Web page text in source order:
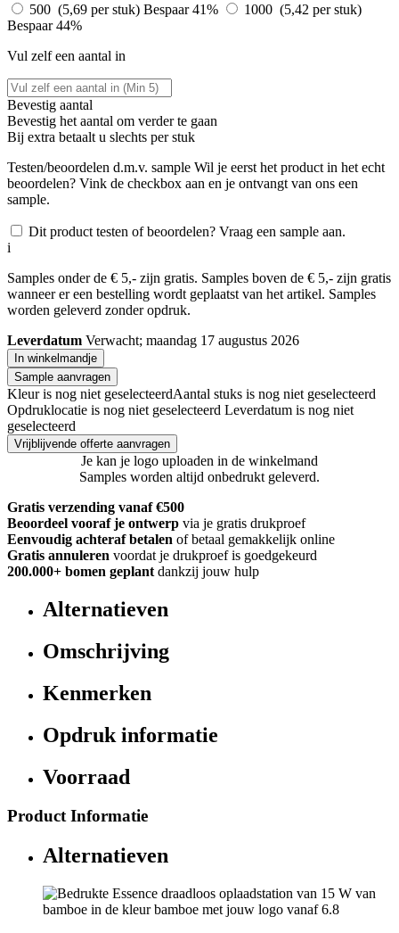
500 (5,69 per stuk) Bespaar 41%
1000 (5,42 per stuk)
Bespaar 44%
Vul zelf een aantal in
Bevestig aantal
Bevestig het aantal om verder te gaan
Bij extra betaalt u slechts per stuk
Testen/beoordelen d.m.v. sample Wil je eerst het product in het echt
beoordelen? Vink de checkbox aan en je ontvangt van ons een
sample.
Dit product testen of beoordelen? Vraag een sample aan.
i
Samples onder de € 5,- zijn gratis. Samples boven de € 5,- zijn gratis
wanneer er een bestelling wordt geplaatst van het artikel. Samples
worden geleverd zonder opdruk.
Leverdatum Verwacht; maandag 17 augustus 2026
In winkelmandje
Sample aanvragen
Kleur is nog niet geselecteerdAantal stuks is nog niet geselecteerd
Opdruklocatie is nog niet geselecteerd Leverdatum is nog niet
geselecteerd
Vrijblijvende offerte aanvragen
Je kan je logo uploaden in de winkelmand
Samples worden altijd onbedrukt geleverd.
Gratis verzending vanaf €500
Beoordeel vooraf je ontwerp via je gratis drukproef
Eenvoudig achteraf betalen of betaal gemakkelijk online
Gratis annuleren voordat je drukproef is goedgekeurd
200.000+ bomen geplant dankzij jouw hulp
Alternatieven
Omschrijving
Kenmerken
Opdruk informatie
Voorraad
Product Informatie
Alternatieven